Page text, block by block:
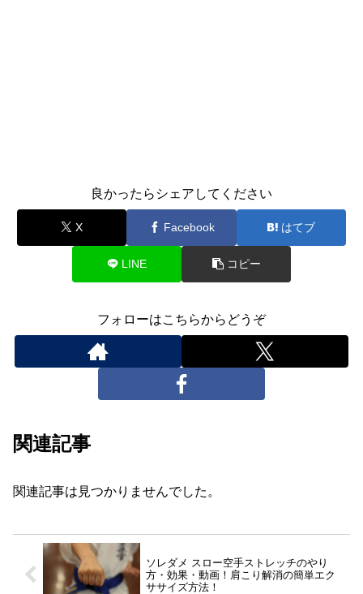
良かったらシェアしてください
X Facebook はてブ
LINE コピー
フォローはこちらからどうぞ
関連記事
関連記事は見つかりませんでした。
ソレダメ スロー空手ストレッチのやり
方・効果・動画！肩こり解消の簡単エク
ササイズ方法！